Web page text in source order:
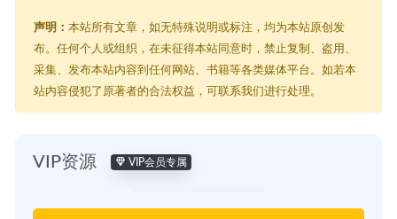
声明： 本站所有文章，如无特殊说明或标注，均为本站原创发
布。任何个人或组织，在未征得本站同意时，禁止复制、盗用、
采集、发布本站内容到任何网站、书籍等各类媒体平台。如若本
站内容侵犯了原著者的合法权益，可联系我们进行处理。
VIP资源 VIP会员专属